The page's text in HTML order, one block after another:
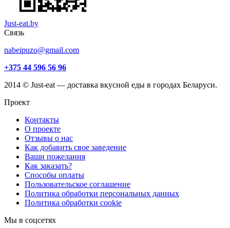
Just-eat.by
Связь
nabeipuzo@gmail.com
+375 44 596 56 96
2014 © Just-eat — доставка вкусной еды в городах Беларуси.
Проект
Контакты
О проекте
Отзывы о нас
Как добавить свое заведение
Ваши пожелания
Как заказать?
Способы оплаты
Пользовательское соглашение
Политика обработки персональных данных
Политика обработки cookie
Мы в соцсетях